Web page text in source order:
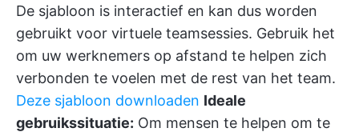
De sjabloon is interactief en kan dus worden
gebruikt voor virtuele teamsessies. Gebruik het
om uw werknemers op afstand te helpen zich
verbonden te voelen met de rest van het team.
Deze sjabloon downloaden Ideale
gebruikssituatie: Om mensen te helpen om te